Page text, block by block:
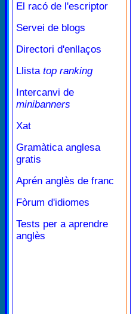
El racó de l'escriptor
Servei de blogs
Directori d'enllaços
Llista top ranking
Intercanvi de
minibanners
Xat
Gramàtica anglesa
gratis
Aprén anglès de franc
Fòrum d'idiomes
Tests per a aprendre
anglès